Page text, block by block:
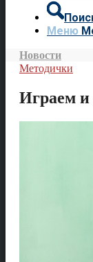
Меню
Новости
Методички
Играем